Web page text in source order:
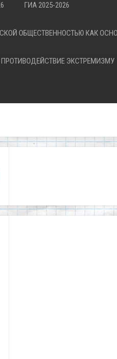
ГИА 2025-2026
ОБЩЕСТВЕННОСТЬЮ КАК
ПРОТИВОДЕЙСТВИЕ ЭКСТРЕМИЗМУ